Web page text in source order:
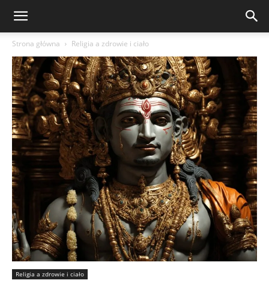
Strona główna Religia a zdrowie i ciało
Religia a zdrowie i ciało